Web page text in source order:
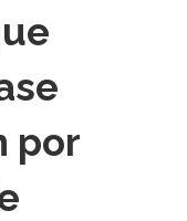
por